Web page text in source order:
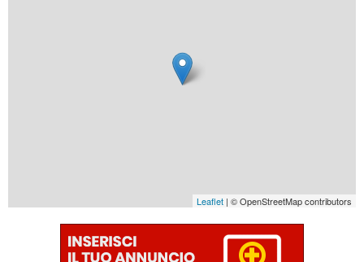
Leaflet | © OpenStreetMap contributors